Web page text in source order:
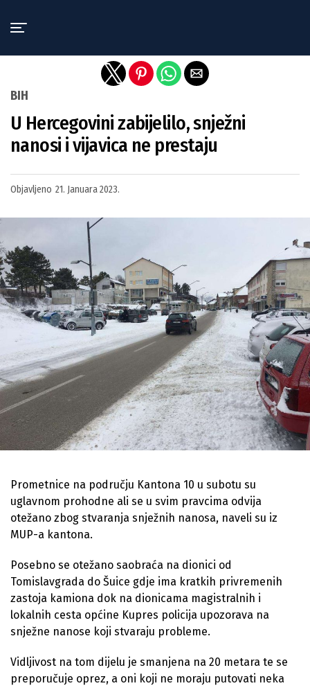
BIH
U Hercegovini zabijelilo, snježni
nanosi i vijavica ne prestaju
Objavljeno 21. Januara 2023.
Prometnice na području Kantona 10 u subotu su
uglavnom prohodne ali se u svim pravcima odvija
otežano zbog stvaranja snježnih nanosa, naveli su iz
MUP-a kantona.
Posebno se otežano saobraća na dionici od
Tomislavgrada do Šuice gdje ima kratkih privremenih
zastoja kamiona dok na dionicama magistralnih i
lokalnih cesta općine Kupres policija upozorava na
snježne nanose koji stvaraju probleme.
Vidljivost na tom dijelu je smanjena na 20 metara te se
preporučuje oprez, a oni koji ne moraju putovati neka